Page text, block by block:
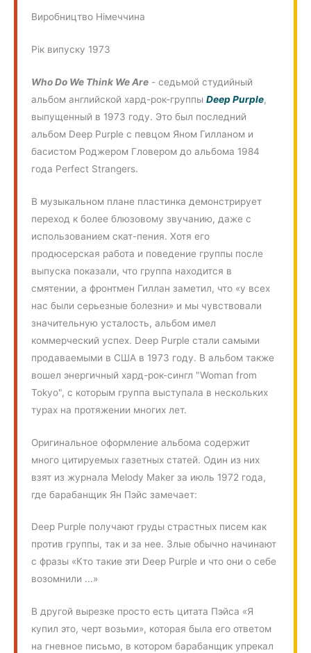
Виробництво Німеччина
Рік випуску 1973
Who Do We Think We Are - седьмой студийный
альбом английской хард-рок-группыDeep Purple,
выпущенный в 1973 году. Это был последний
альбом Deep Purple с певцом Яном Гилланом и
басистом Роджером Гловером до альбома 1984
года Perfect Strangers.
В музыкальном плане пластинка демонстрирует
переход к более блюзовому звучанию, даже с
использованием скат-пения. Хотя его
продюсерская работа и поведение группы после
выпуска показали, что группа находится в
смятении, а фронтмен Гиллан заметил, что «у всех
нас были серьезные болезни» и мы чувствовали
значительную усталость, альбом имел
коммерческий успех. Deep Purple стали самыми
продаваемыми в США в 1973 году. В альбом также
вошел энергичный хард-рок-сингл "Woman from
Tokyo", с которым группа выступала в нескольких
турах на протяжении многих лет.
Оригинальное оформление альбома содержит
много цитируемых газетных статей. Один из них
взят из журнала Melody Maker за июль 1972 года,
где барабанщик Ян Пэйс замечает:
Deep Purple получают груды страстных писем как
против группы, так и за нее. Злые обычно начинают
с фразы «Кто такие эти Deep Purple и что они о себе
возомнили ...»
В другой вырезке просто есть цитата Пэйса «Я
купил это, черт возьми», которая была его ответом
на гневное письмо, в котором барабанщик упрекал